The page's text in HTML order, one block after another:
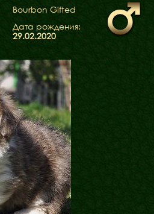
Bourbon Gifted
Дата рождения:
29.02.2020